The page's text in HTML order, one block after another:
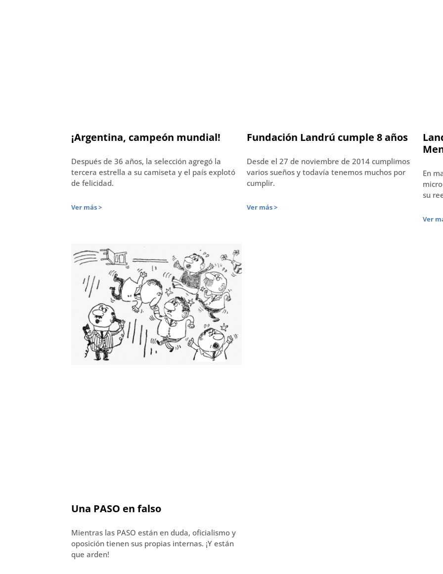
¡Argentina, campeón mundial!
Después de 36 años, la selección agregó la
tercera estrella a su camiseta y el país explotó
de felicidad.
Ver más >
Fundación Landrú cumple 8 años
Desde el 27 de noviembre de 2014 cumplimos
varios sueños y todavía tenemos muchos por
cumplir.
Ver más >
En
su
Ver
Una PASO en falso
Mientras las PASO están en duda, oficialismo y
oposición tienen sus propias internas. ¡Y están
que arden!